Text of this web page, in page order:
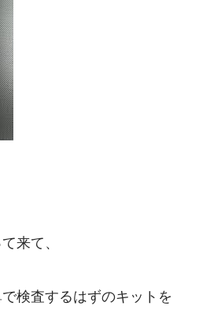
来て、
検査するはずのキットを